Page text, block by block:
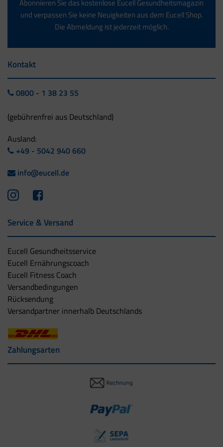
Abonnieren Sie das kostenlose Eucell Gesundheitsmagazin
und verpassen Sie keine Neuigkeiten aus dem Eucell Shop.
Die Abmeldung ist jederzeit möglich.
Kontakt
0800 - 1 38 23 55
(gebührenfrei aus Deutschland)
Ausland:
+49 - 5042 940 660
info@eucell.de
Service & Versand
Eucell Gesundheitsservice
Eucell Ernährungscoach
Eucell Fitness Coach
Versandbedingungen
Rücksendung
Versandpartner innerhalb Deutschlands
Zahlungsarten